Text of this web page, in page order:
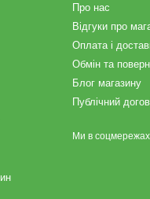
Про нас
Відгуки про
Оплата і
Обмін та
Блог магазину
Публічний
Ми в соцмережах